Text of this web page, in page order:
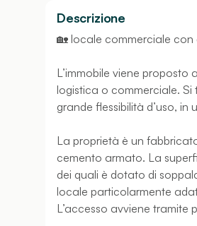
Descrizione
🏡 locale commerciale
L’immobile viene
logistica o commerciale.
grande flessibilità d’uso,
La proprietà è un
cemento armato. La
dei quali è dotato di
locale particolarmente
L’accesso avviene tramite